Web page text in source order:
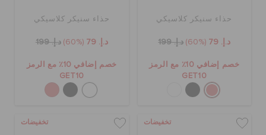
حذاء سنيكر كلاسيكي
د.إ. 79 (60%) د.إ. 199
خصم إضافي 10٪ مع الرمز
GET10
حذاء سنيكر كلاسيكي
د.إ. 79 (60%) د.إ. 199
خصم إضافي 10٪ مع الرمز
GET10
تخفيضات تخفيضات